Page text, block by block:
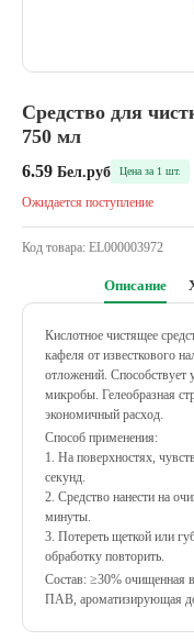
Средство для
750 мл
6.59 Бел.руб Цена за 1 шт.
Ожидается поступление
Код товара: EL000003972
Описание
Кислотное чистящее
кафеля от известкового
отложений. Способствует
микробы. Гелеобразная
экономичный расход.
Способ применения:
1. На поверхностях,
секунд.
2. Средство нанести на
минуты.
3. Потереть щеткой или
обработку повторить.
Состав: ≥30% очищенная
ПАВ, ароматизирующая